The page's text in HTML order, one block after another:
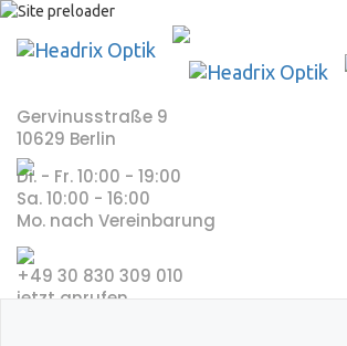
Skip
content
Gervinusstraße 9
10629 Berlin
Di. - Fr. 10:00 - 19:00
Sa. 10:00 - 16:00
Mo. nach Vereinbarung
+49 30 830 309 010
jetzt anrufen